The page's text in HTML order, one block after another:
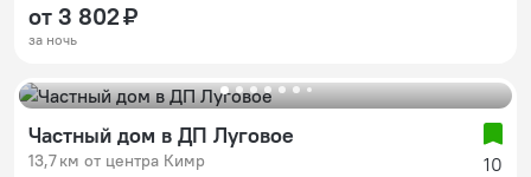
от 3 802 ₽
за ночь
Частный дом в ДП Луговое
13,7 км от центра Кимр 10